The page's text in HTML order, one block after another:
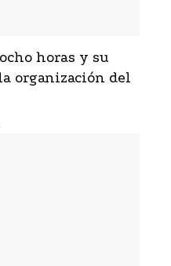
horas y su
organización del